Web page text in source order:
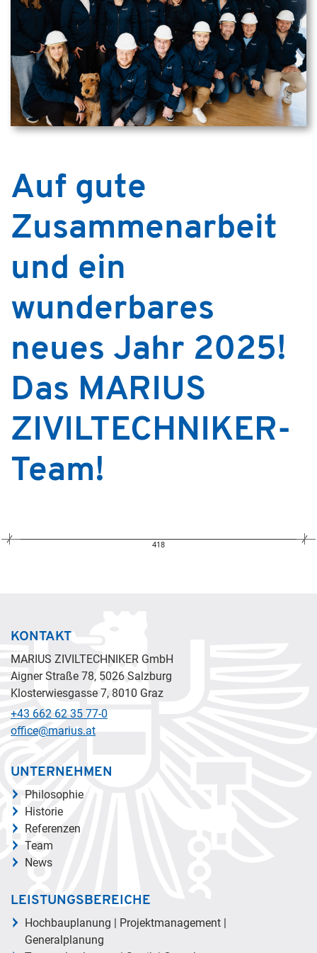
Auf gute
Zusammenarbeit
und ein
wunderbares
neues Jahr 2025!
Das MARIUS
ZIVILTECHNIKER-
Team!
418
KONTAKT
MARIUS ZIVILTECHNIKER GmbH
Aigner Straße 78, 5026 Salzburg
Klosterwiesgasse 7, 8010 Graz
+43 662 62 35 77-0
office@marius.at
UNTERNEHMEN
Philosophie
Historie
Referenzen
Team
News
LEISTUNGSBEREICHE
Hochbauplanung | Projektmanagement |
Generalplanung